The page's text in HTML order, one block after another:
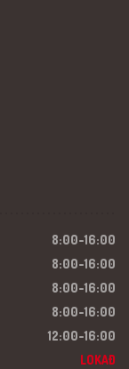
8:00-16:00
8:00-16:00
8:00-16:00
8:00-16:00
12:00-16:00
LOKAÐ